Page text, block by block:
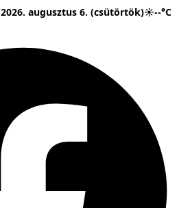
2026. augusztus 6. (csütörtök)☀--°C